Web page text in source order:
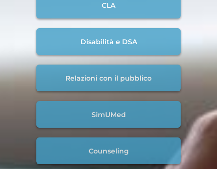
CLA
Disabilità e DSA
Relazioni con il pubblico
SimUMed
Counseling